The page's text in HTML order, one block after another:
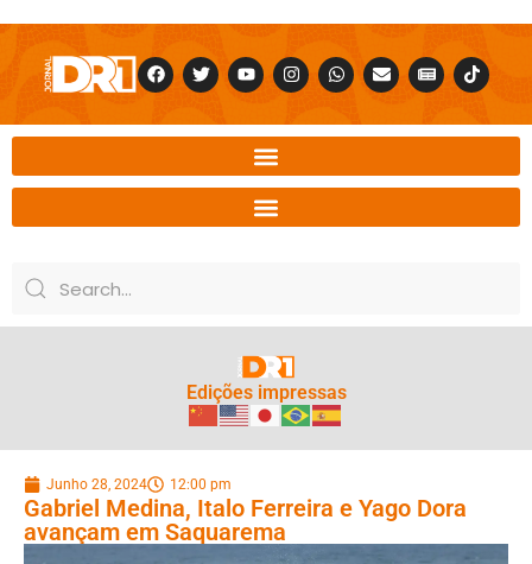
Edições impressas
Junho 28, 2024 12:00 pm
Gabriel Medina, Italo Ferreira e Yago Dora
avançam em Saquarema